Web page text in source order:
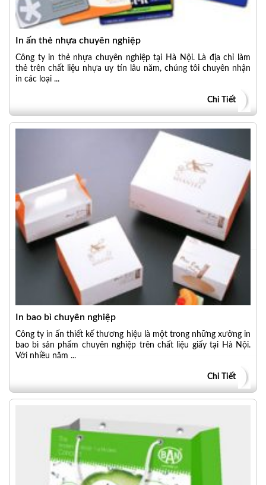
In ấn thẻ nhựa chuyên nghiệp
Công ty in thẻ nhựa chuyên nghiệp tại Hà Nội. Là địa chỉ làm
thẻ trên chất liệu nhựa uy tín lâu năm, chúng tôi chuyên nhận
in các loại ...
Chi Tiết
In bao bì chuyên nghiệp
Công ty in ấn thiết kế thương hiệu là một trong những xưởng in
bao bì sản phẩm chuyên nghiệp trên chất liệu giấy tại Hà Nội.
Với nhiều năm ...
Chi Tiết